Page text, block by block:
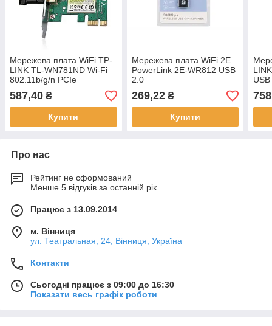
Мережева плата WiFi TP-
LINK TL-WN781ND Wi-Fi
802.11b/g/n PCIe
587,40 ₴
Купити
Мережева плата WiFi 2E
PowerLink 2E-WR812 USB
2.0
269,22₴
Купити
USB
Про нас
Рейтинг не сформований
Менше 5 відгуків за останній рік
Працює з 13.09.2014
м. Вінниця
ул. Театральная, 24, Вінниця, Україна
Контакти
Сьогодні працює з 09:00 до 16:30
Показати весь графік роботи